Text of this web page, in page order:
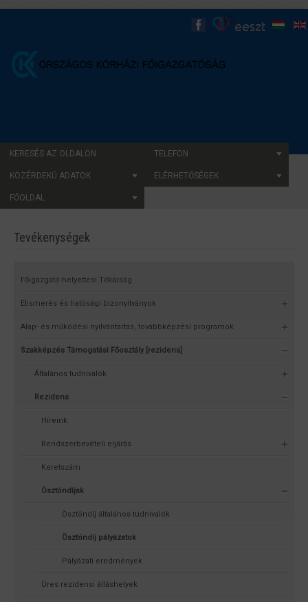
KERESÉS AZ OLDALON TELEFON
KÖZÉRDEKŰ ADATOK ELÉRHETŐSÉGEK
FŐOLDAL
Tevékenységek
Főigazgató-helyettesi Titkárság
Elismerés és hatósági bizonyítványok
Alap- és működési nyilvántartás, továbbképzési programok
Szakképzés Támogatási Főosztály [rezidens]
Általános tudnivalók
Rezidens
Híreink
Rendszerbevételi eljárás
Keretszám
Ösztöndíjak
Ösztöndíj általános tudnivalók
Ösztöndíj pályázatok
Pályázati eredmények
Üres rezidensi álláshelyek